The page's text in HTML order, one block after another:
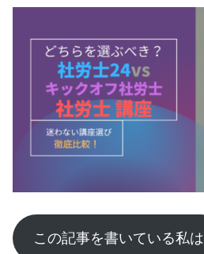
この記事を書いている私は